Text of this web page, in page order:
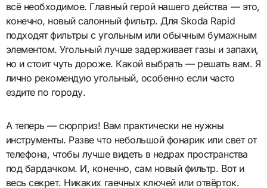
всё необходимое. Главный герой нашего действа — это,
конечно, новый салонный фильтр. Для Skoda Rapid
подходят фильтры с угольным или обычным бумажным
элементом. Угольный лучше задерживает газы и запахи,
но и стоит чуть дороже. Какой выбрать — решать вам. Я
лично рекомендую угольный, особенно если часто
ездите по городу.
А теперь — сюрприз! Вам практически не нужны
инструменты. Разве что небольшой фонарик или свет от
телефона, чтобы лучше видеть в недрах пространства
под бардачком. И, конечно, сам новый фильтр. Вот и
весь секрет. Никаких гаечных ключей или отвёрток.